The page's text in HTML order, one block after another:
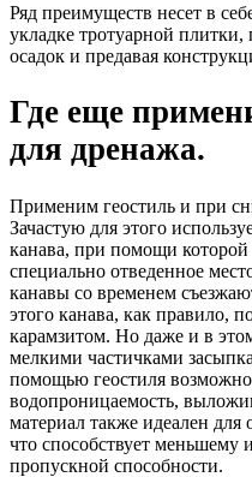
Ряд преимуществ несет в
укладке тротуарной плитки,
осадок и предавая
Где еще
для дренажа.
Применим геостиль и при
Зачастую для этого
канава, при помощи
специально отведенное
канавы со временем
этого канава, как правило,
карамзитом. Но даже и в
мелкими частичками
помощью геостиля
водопроницаемость,
материал также идеален
что способствует меньшему
пропускной способности.